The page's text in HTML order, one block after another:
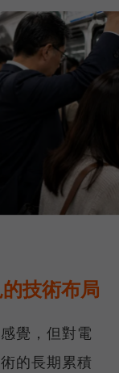
技術布局
覺，但對電
的長期累積